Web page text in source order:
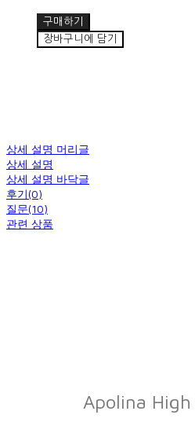
구매하기
장바구니에 담기
상세 설명 머리글
상세 설명
상세 설명 바닥글
후기(0)
질문(10)
관련 상품
Apolina